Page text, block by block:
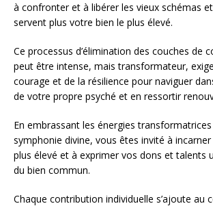
à confronter et à libérer les vieux schémas
servent plus votre bien le plus élevé.
Ce processus d’élimination des couches de
peut être intense, mais transformateur,
courage et de la résilience pour naviguer
de votre propre psyché et en ressortir
En embrassant les énergies
symphonie divine, vous êtes invité à
plus élevé et à exprimer vos dons et talents
du bien commun.
Chaque contribution individuelle s’ajoute au